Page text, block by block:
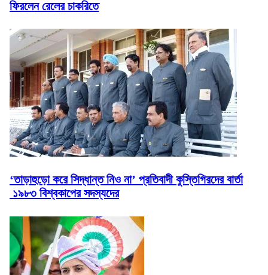
ফিরলেন রেলের চাকরিতে
‘তাড়াহুড়ো করে সিদ্ধান্ত নিও না’ প্রতিবাদী কুস্তিগিরদের বার্তা
১৯৮৩ বিশ্বকাপের সদস্যদের